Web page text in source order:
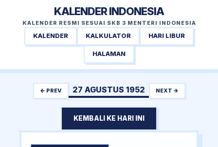
KALENDER INDONESIA
KALENDER RESMI SESUAI SKB 3 MENTERI INDONESIA
KALENDER KALKULATOR HARI LIBUR
HALAMAN
← PREV 27 AGUSTUS 1952 NEXT →
KEMBALI KE HARI INI